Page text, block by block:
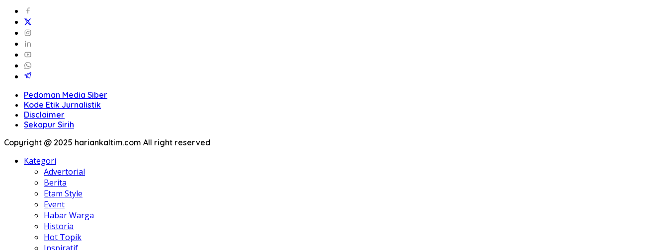
Pedoman Media Siber
Kode Etik Jurnalistik
Disclaimer
Sekapur Sirih
Copyright @ 2025 hariankaltim.com All right reserved
Kategori
Advertorial
Berita
Etam Style
Event
Habar Warga
Historia
Hot Topik